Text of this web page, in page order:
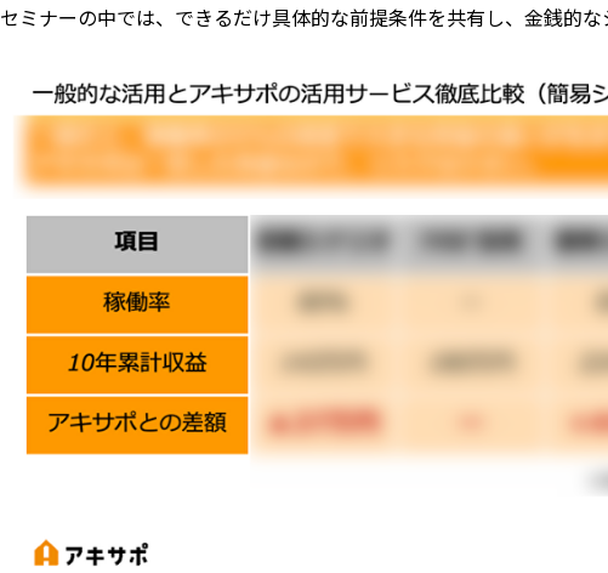
セミナーの中では、できるだけ具体的な前提条件を共有し、金銭的な